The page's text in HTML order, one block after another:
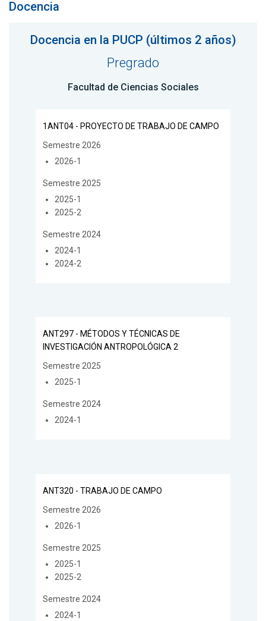
Docencia
Docencia en la PUCP (últimos 2 años)
Pregrado
Facultad de Ciencias Sociales
1ANT04 - PROYECTO DE TRABAJO DE CAMPO
Semestre 2026
2026-1
Semestre 2025
2025-1
2025-2
Semestre 2024
2024-1
2024-2
ANT297 - MÉTODOS Y TÉCNICAS DE
INVESTIGACIÓN ANTROPOLÓGICA 2
Semestre 2025
2025-1
Semestre 2024
2024-1
ANT320 - TRABAJO DE CAMPO
Semestre 2026
2026-1
Semestre 2025
2025-1
2025-2
Semestre 2024
2024-1